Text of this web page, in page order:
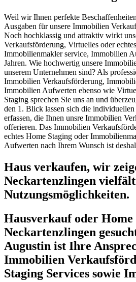
Weil wir Ihnen perfekte
Ausgaben für unsere Immobilien
Noch hochklassig und attraktiv wirkt
Verkaufsförderung, Virtuelles oder
Immobilienmakler service, Immobilien
Jahren. Wie hochwertig unsere
unserem Unternehmen sind? Als
Immobilien Verkaufsförderung,
Immobilien Aufwerten ebenso wie
Staging sprechen Sie uns an und
den 1. Blick lassen sich die
erfassen, die Ihnen unsre Immobilien
offerieren. Das Immobilien
echtes Home Staging oder
Aufwerten nach Ihrem Wunsch ist
Haus verkaufen, wir
Neckartenzlingen
Nutzungsmöglichkeiten.
Hausverkauf oder Home
Neckartenzlingen
Augustin ist Ihre
Immobilien
Staging Services sowie